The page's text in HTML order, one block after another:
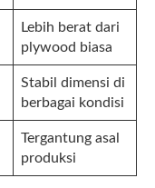
Lebih berat dari
plywood biasa
Stabil dimensi di
berbagai kondisi
Tergantung asal
produksi